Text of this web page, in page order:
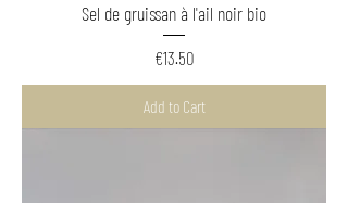
Sel de gruissan à l'ail noir bio
Price
€13.50
Add to Cart